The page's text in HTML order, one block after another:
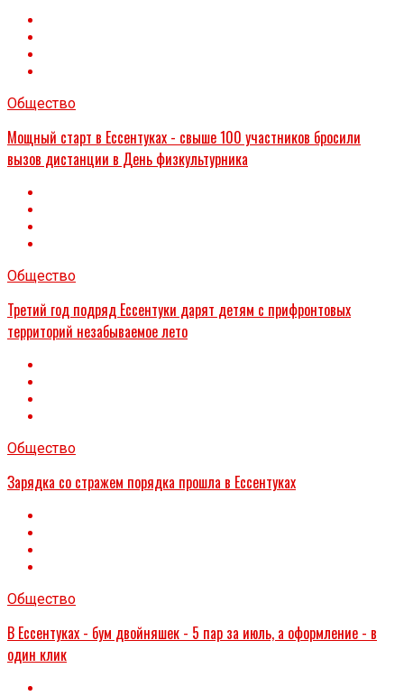
Общество
Мощный старт в Ессентуках - свыше 100 участников бросили
вызов дистанции в День физкультурника
Общество
Третий год подряд Ессентуки дарят детям с прифронтовых
территорий незабываемое лето
Общество
Зарядка со стражем порядка прошла в Ессентуках
Общество
В Ессентуках - бум двойняшек - 5 пар за июль, а оформление - в
один клик